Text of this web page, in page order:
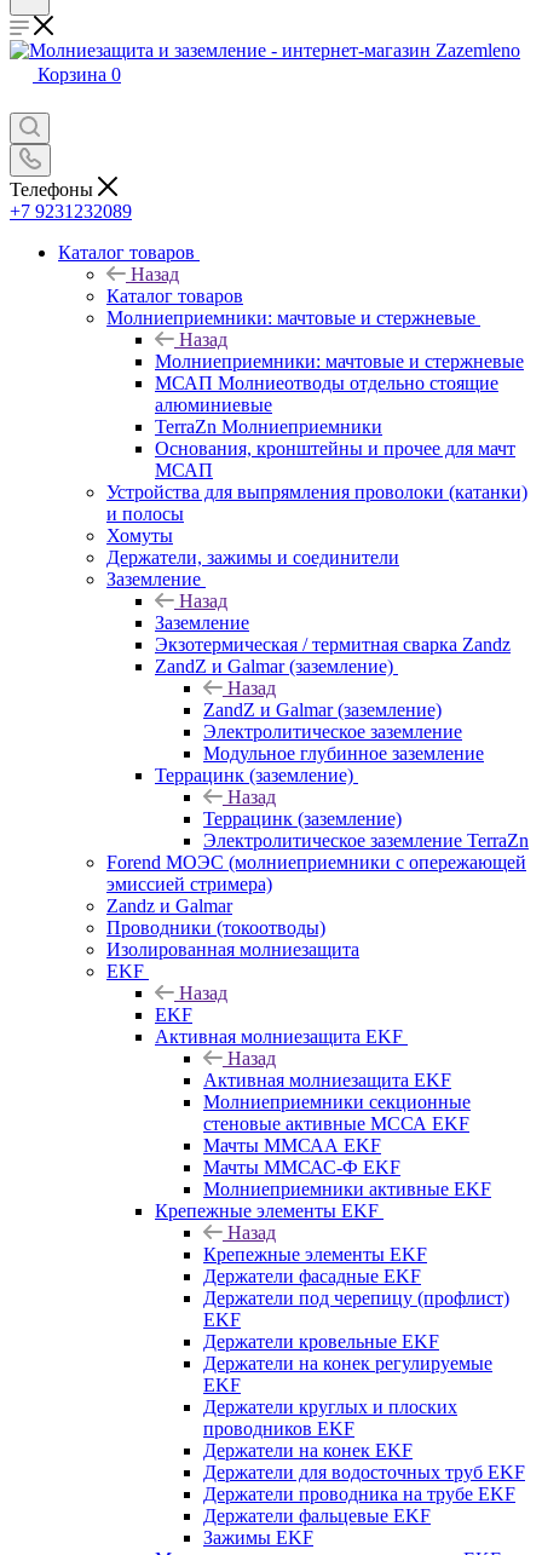
Корзина 0
Телефоны
+7 9231232089
Каталог товаров
Назад
Каталог товаров
Молниеприемники: мачтовые и стержневые
Назад
Молниеприемники: мачтовые и стержневые
МСАП Молниеотводы отдельно стоящие
алюминиевые
TerraZn Молниеприемники
Основания, кронштейны и прочее для мачт
МСАП
Устройства для выпрямления проволоки (катанки)
и полосы
Хомуты
Держатели, зажимы и соединители
Заземление
Назад
Заземление
Экзотермическая / термитная сварка Zandz
ZandZ и Galmar (заземление)
Назад
ZandZ и Galmar (заземление)
Электролитическое заземление
Модульное глубинное заземление
Террацинк (заземление)
Назад
Террацинк (заземление)
Электролитическое заземление TerraZn
Forend МОЭС (молниеприемники с опережающей
эмиссией стримера)
Zandz и Galmar
Проводники (токоотводы)
Изолированная молниезащита
EKF
Назад
EKF
Активная молниезащита EKF
Назад
Активная молниезащита EKF
Молниеприемники секционные
стеновые активные МССА EKF
Мачты ММСАА EKF
Мачты ММСАС-Ф EKF
Молниеприемники активные EKF
Крепежные элементы EKF
Назад
Крепежные элементы EKF
Держатели фасадные EKF
Держатели под черепицу (профлист)
EKF
Держатели кровельные EKF
Держатели на конек регулируемые
EKF
Держатели круглых и плоских
проводников EKF
Держатели на конек EKF
Держатели для водосточных труб EKF
Держатели проводника на трубе EKF
Держатели фальцевые EKF
Зажимы EKF